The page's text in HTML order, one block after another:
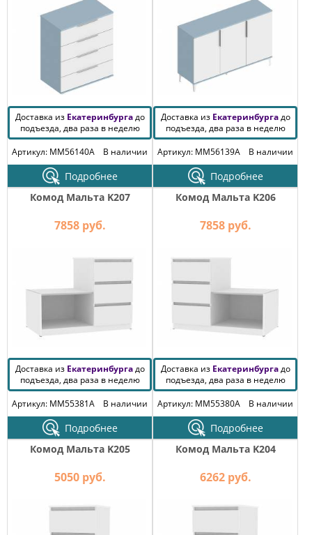
Доставка из Екатеринбургадо
подъезда, два раза в неделю
Артикул: MM56140A
В наличии
Подробнее
Доставка из Екатеринбургадо
подъезда, два раза в неделю
Артикул: MM56139A
В наличии
Подробнее
Комод Мальта K207
7858 руб.
Доставка из Екатеринбургадо
подъезда, два раза в неделю
Артикул: MM55381A
В наличии
Подробнее
Комод Мальта K206
7858 руб.
Доставка из Екатеринбургадо
подъезда, два раза в неделю
Артикул: MM55380A
В наличии
Подробнее
Комод Мальта K205
5050 руб.
Комод Мальта K204
6262 руб.